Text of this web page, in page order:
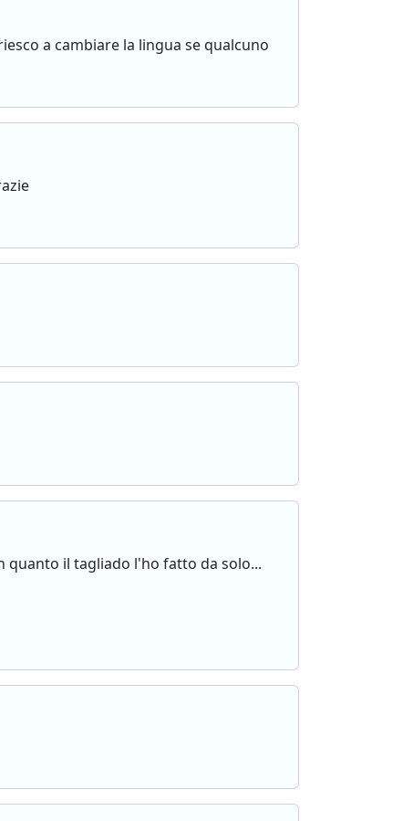
a cambiare la lingua se qualcuno
quanto il tagliado l'ho fatto da solo...